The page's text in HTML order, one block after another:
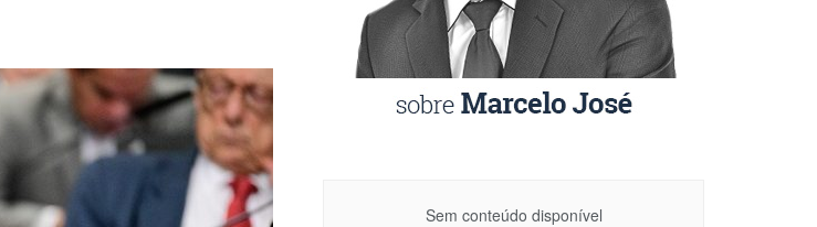
Sem conteúdo disponível